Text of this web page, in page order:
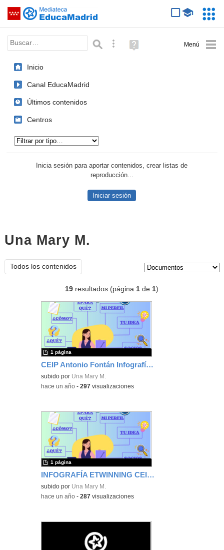
Saltar navegación
Palabra o frase: Búsqueda avanzada
Ayuda
(en
Inicio
Canal EducaMadrid
Últimos contenidos
Centros
Inicia sesión para aportar contenidos, crear listas de
reproducción...
Iniciar sesión
Una Mary M.
Todos los contenidos
19 resultados (página1 de1)
CEIP Antonio Fontán Infografía ETwinning
subido por Una Mary M.
1 página
-hace un año -297 visualizaciones
INFOGRAFÍA ETWINNING CEIP ANTONIO FONTÁN
subido por Una Mary M.
1 página
-hace un año -287 visualizaciones